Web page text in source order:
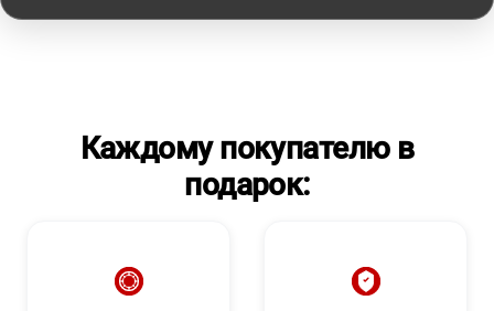
Каждому покупателю в
подарок: